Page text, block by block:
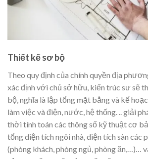
Thiết kế sơ bộ
Theo quy định của chính quyền địa
xác định với chủ sở hữu, kiến trúc sư sẽ
bộ, nghĩa là lập tổng mặt bằng và kế
làm việc và điện, nước, hệ thống. .. giải
thời tính toán các thông số kỹ thuật cơ
tổng diện tích ngôi nhà, diện tích sàn các
(phòng khách, phòng ngủ, phòng ăn,…)…